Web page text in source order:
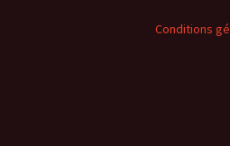
Conditions